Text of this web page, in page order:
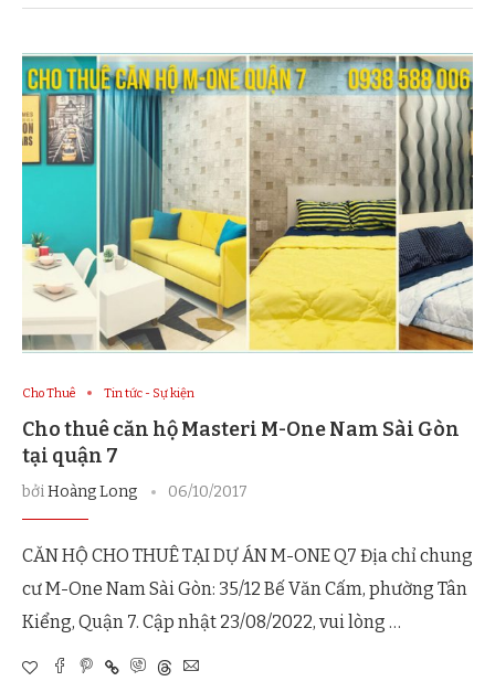
Cho Thuê Tin tức - Sự kiện
Cho thuê căn hộ Masteri M-One Nam Sài Gòn
tại quận 7
bởiHoàng Long 06/10/2017
CĂN HỘ CHO THUÊ TẠI DỰ ÁN M-ONE Q7 Địa chỉ chung
cư M-One Nam Sài Gòn: 35/12 Bế Văn Cấm, phường Tân
Kiểng, Quận 7. Cập nhật 23/08/2022, vui lòng …